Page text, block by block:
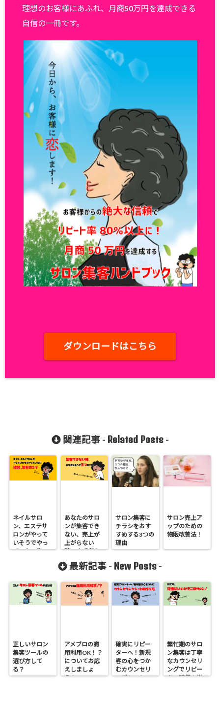
理想のお客様にあふれ、月商50万円を達成できる
自信の一冊です。
ダウンロードはこちら
関連記事 - Related Posts-
ネイルサロ
ン、エステサ
ロンがやって
いそうでやっ
ていない集
あなたのサロ
ンが集客でき
ない、売上が
上がらない
時、まず考え
るべき3つのこ
と
サロン集客に
チラシをおす
すめする3つの
理由
サロン売上ア
ップのための
物販改善法！
最新記事 - New Posts -
正しいサロン
集客ツールの
選び方して
る？
アメブロの商
用利用OK！？
についてお応
えしましょ
う！
確実にリピー
ターへ！新規
客の心をつか
むカウンセリ
ングシートの
繁忙期のサロ
ン集客は丁寧
なカウンセリ
ングでリピー
ター獲得！覚